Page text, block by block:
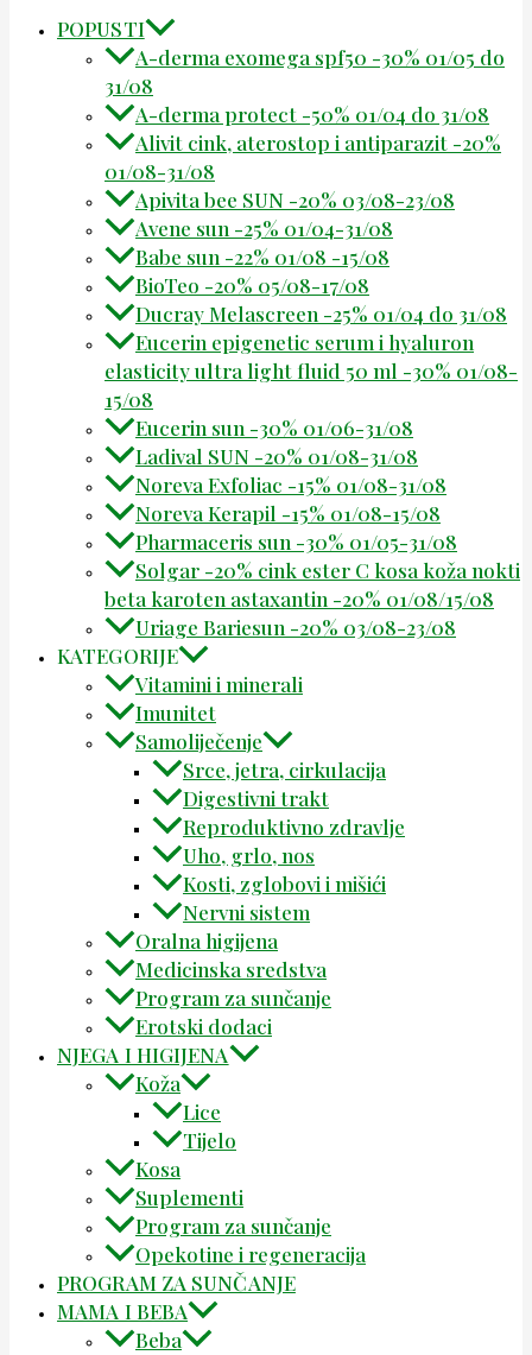
POPUSTI
A-derma exomega spf50 -30% 01/05 do
31/08
A-derma protect -50% 01/04 do 31/08
Alivit cink, aterostop i antiparazit -20%
01/08-31/08
Apivita bee SUN -20% 03/08-23/08
Avene sun -25% 01/04-31/08
Babe sun -22% 01/08 -15/08
BioTeo -20% 05/08-17/08
Ducray Melascreen -25% 01/04 do 31/08
Eucerin epigenetic serum i hyaluron
elasticity ultra light fluid 50 ml -30% 01/08-
15/08
Eucerin sun -30% 01/06-31/08
Ladival SUN -20% 01/08-31/08
Noreva Exfoliac -15% 01/08-31/08
Noreva Kerapil -15% 01/08-15/08
Pharmaceris sun -30% 01/05-31/08
Solgar -20% cink ester C kosa koža nokti
beta karoten astaxantin -20% 01/08/15/08
Uriage Bariesun -20% 03/08-23/08
KATEGORIJE
Vitamini i minerali
Imunitet
Samoliječenje
Srce, jetra, cirkulacija
Digestivni trakt
Reproduktivno zdravlje
Uho, grlo, nos
Kosti, zglobovi i mišići
Nervni sistem
Oralna higijena
Medicinska sredstva
Program za sunčanje
Erotski dodaci
NJEGA I HIGIJENA
Koža
Lice
Tijelo
Kosa
Suplementi
Program za sunčanje
Opekotine i regeneracija
PROGRAM ZA SUNČANJE
MAMA I BEBA
Beba